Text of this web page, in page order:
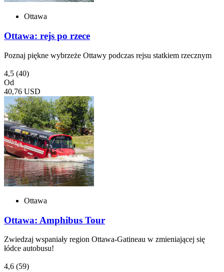
Ottawa
Ottawa: rejs po rzece
Poznaj piękne wybrzeże Ottawy podczas rejsu statkiem rzecznym
4,5 (40)
Od
40,76 USD
Ottawa
Ottawa: Amphibus Tour
Zwiedzaj wspaniały region Ottawa-Gatineau w zmieniającej się
łódce autobusu!
4,6 (59)